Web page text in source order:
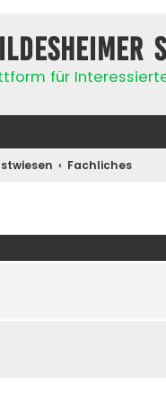
für
Fachliches